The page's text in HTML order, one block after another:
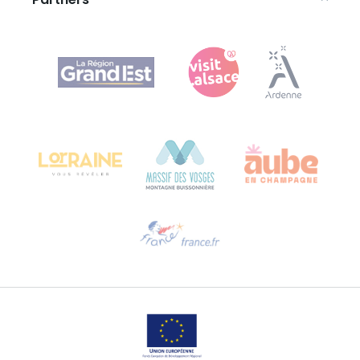
Agence Régionale du Tourisme Grand Est
Bureau de Colmar (hoofdkantoor)
Stuur ons een e-mail